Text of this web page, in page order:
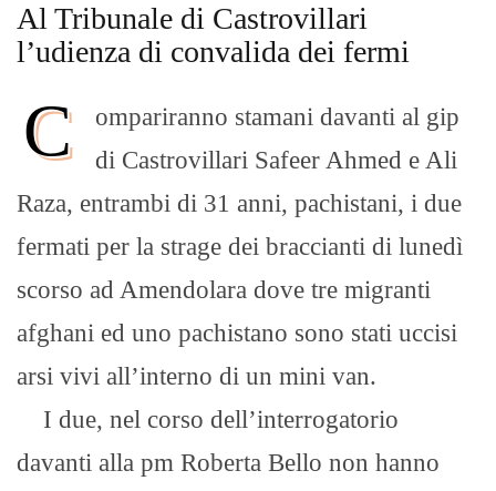
Al Tribunale di Castrovillari
l’udienza di convalida dei fermi
C
ompariranno stamani davanti al gip
di Castrovillari Safeer Ahmed e Ali
Raza, entrambi di 31 anni, pachistani, i due
fermati per la strage dei braccianti di lunedì
scorso ad Amendolara dove tre migranti
afghani ed uno pachistano sono stati uccisi
arsi vivi all’interno di un mini van.
I due, nel corso dell’interrogatorio
davanti alla pm Roberta Bello non hanno